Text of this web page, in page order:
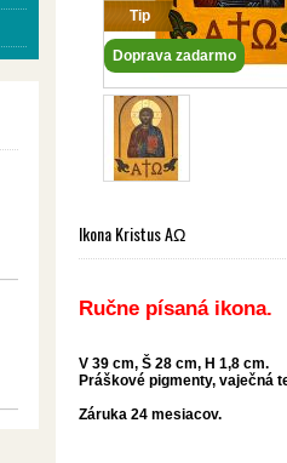
Tip
Doprava zadarmo
Ikona Kristus AΩ
Ručne písaná ikona.
V 39 cm, Š 28 cm, H 1,8 cm.
Práškové pigmenty, vaječná
Záruka 24 mesiacov.